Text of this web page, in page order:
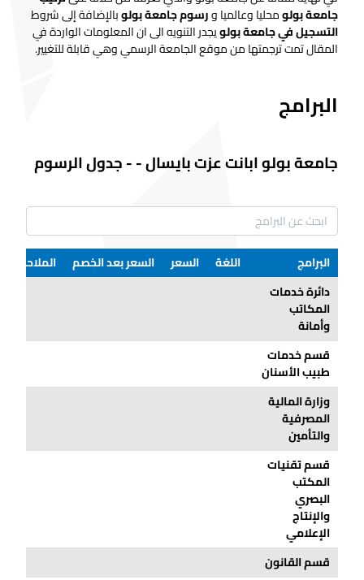
جامعة بولومحليا وعالميا ورسوم جامعة بولوبالإضافة إلى شروط
التسجيل في جامعة بولويجدر التنويه الى ان المعلومات الواردة في
المقال تمت ترجمتها من موقع الجامعة الرسمي وهي قابلة للتغيير.
البرامج
جامعة بولو ابانت عزت بايسال-
-جدول الرسوم
البرامج اللغة السعر السعر بعد الخصم
الملاحظات
دائرة خدمات
المكاتب
وأمانة
قسم خدمات
طبيب الأسنان
وزارة المالية
المصرفية
والتأمين
قسم تقنيات
المكتب
البصري
والإنتاج
الإعلامي
قسم القانون